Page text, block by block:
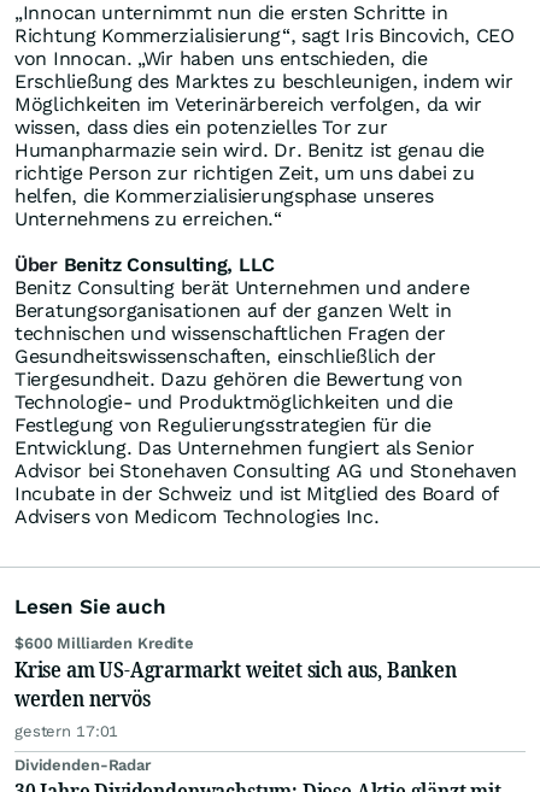
„Innocan unternimmt nun die ersten Schritte in
Richtung Kommerzialisierung“, sagt Iris Bincovich, CEO
von Innocan. „Wir haben uns entschieden, die
Erschließung des Marktes zu beschleunigen, indem wir
Möglichkeiten im Veterinärbereich verfolgen, da wir
wissen, dass dies ein potenzielles Tor zur
Humanpharmazie sein wird. Dr. Benitz ist genau die
richtige Person zur richtigen Zeit, um uns dabei zu
helfen, die Kommerzialisierungsphase unseres
Unternehmens zu erreichen.“
Über Benitz Consulting, LLC
Benitz Consulting berät Unternehmen und andere
Beratungsorganisationen auf der ganzen Welt in
technischen und wissenschaftlichen Fragen der
Gesundheitswissenschaften, einschließlich der
Tiergesundheit. Dazu gehören die Bewertung von
Technologie- und Produktmöglichkeiten und die
Festlegung von Regulierungsstrategien für die
Entwicklung. Das Unternehmen fungiert als Senior
Advisor bei Stonehaven Consulting AG und Stonehaven
Incubate in der Schweiz und ist Mitglied des Board of
Advisers von Medicom Technologies Inc.
Lesen Sie auch
$600 Milliarden Kredite
Krise am US-Agrarmarkt weitet sich aus, Banken
werden nervös
gestern 17:01
Dividenden-Radar